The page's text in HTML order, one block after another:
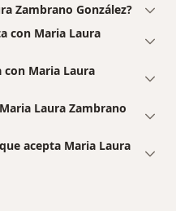
Zambrano González?
con Maria Laura
Maria Laura
Laura Zambrano
acepta Maria Laura